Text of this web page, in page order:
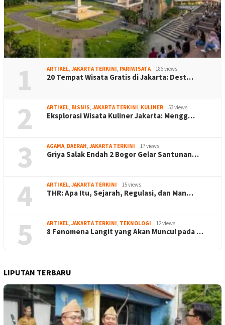
1 ARTIKEL, JAKARTA TERKINI, PARIWISATA 186 views
20 Tempat Wisata Gratis di Jakarta: Dest…
2 ARTIKEL, BISNIS, JAKARTA TERKINI, KULINER 53 views
Eksplorasi Wisata Kuliner Jakarta: Mengg…
3 AGAMA, DAERAH, JAKARTA TERKINI 17 views
Griya Salak Endah 2 Bogor Gelar Santunan…
4 ARTIKEL, JAKARTA TERKINI 15 views
THR: Apa Itu, Sejarah, Regulasi, dan Man…
5 ARTIKEL, JAKARTA TERKINI, TEKNOLOGI 12 views
8 Fenomena Langit yang Akan Muncul pada …
LIPUTAN TERBARU